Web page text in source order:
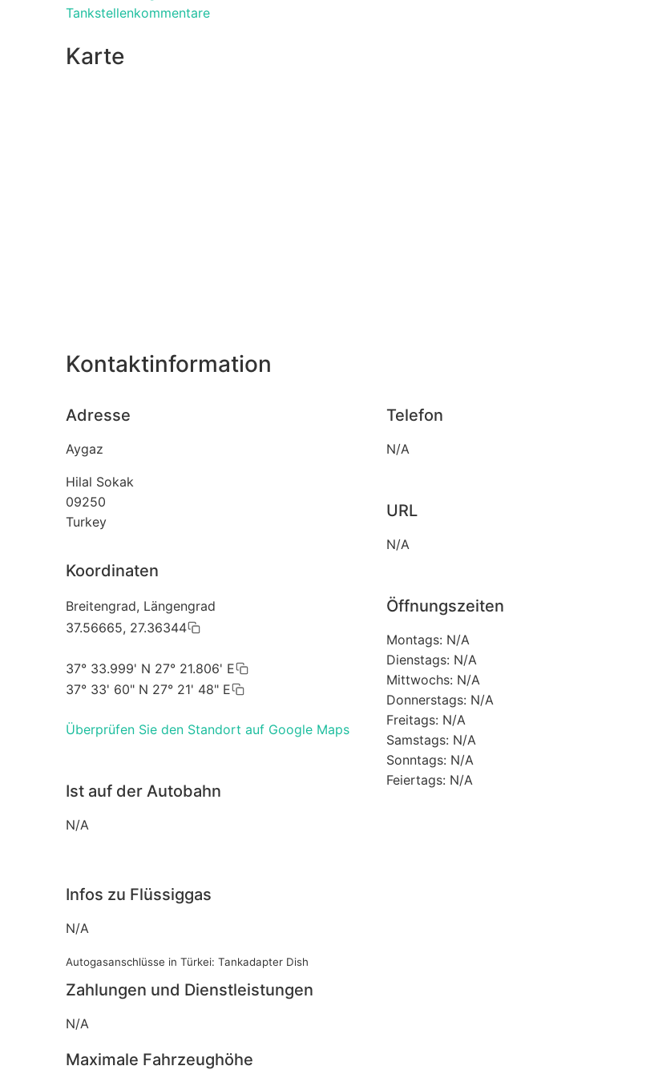
Tankstellenkommentare
Karte
Kontaktinformation
Adresse
Aygaz
Hilal Sokak
09250
Turkey
Koordinaten
Breitengrad, Längengrad
37.56665, 27.36344
37° 33.999' N 27° 21.806' E
37° 33' 60" N 27° 21' 48" E
Überprüfen Sie den Standort auf Google Maps
Ist auf der Autobahn
N/A
Telefon
N/A
URL
N/A
Öffnungszeiten
Montags: N/A
Dienstags: N/A
Mittwochs: N/A
Donnerstags: N/A
Freitags: N/A
Samstags: N/A
Sonntags: N/A
Feiertags: N/A
Infos zu Flüssiggas
N/A
Autogasanschlüsse in Türkei: Tankadapter Dish
Zahlungen und Dienstleistungen
N/A
Maximale Fahrzeughöhe